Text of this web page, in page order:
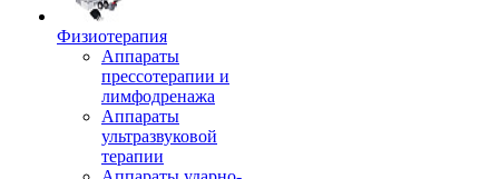
Физиотерапия
Аппараты
прессотерапии и
лимфодренажа
Аппараты
ультразвуковой
терапии